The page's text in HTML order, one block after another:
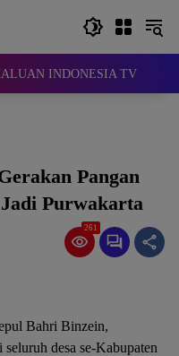
INDONESIA TV
Pangan
Purwakarta
261
Bahri Binzein,
desa se-Kabupaten